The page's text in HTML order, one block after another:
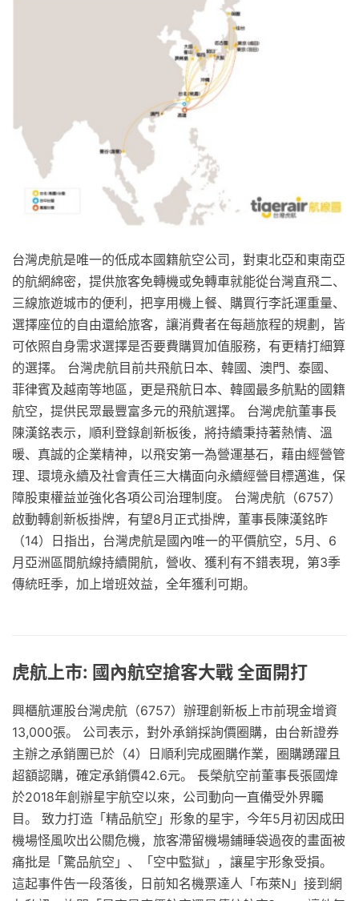
台灣虎航是唯一的低成本國籍航空公司，對東北亞和東南亞
的航網綿密，提供旅客免轉機或免轉車就能從台灣直飛二、
三線旅遊城市的便利，把享用機上餐、購買行李託運重量、
選擇座位的自由還給旅客，讓消費者在每趟旅程的規劃，皆
可依照自身需求選擇是否要費購買加值服務，有更精打細算
的選擇。 台灣虎航目前共飛航日本、韓國、澳門、泰國、
菲律賓及越南等地區，更是飛航日本、韓國最多航點的國籍
航空，提供民眾最豐富多元的飛航選擇。 台灣虎航董事長
陳漢銘表示，順利登錄創新板後，將持續秉持著熱情、溫
暖、真誠的企業精神，以飛安第一為營運基石，藉由經營管
理、環境永續及社會責任三大構面向永續經營目標邁進，保
障股東權益並強化各項公司治理制度。 台灣虎航（6757）
啟動轉創新板掛牌，有望8月正式掛牌，董事長陳漢銘昨
（14）日指出，台灣虎航是國內唯一的平價航空，5月、6
月亞洲區間航線持續開航，營收、獲利有不錯表現，第3季
傳統旺季，加上增班效益，全年獲利可期。
虎航上市: 國內航空搶客大戰 全面開打
興櫃航運股台灣虎航（6757）辦理創新板上市前現金增資
13,000張。 公司表示，對外承銷採詢價圈購，由台新證券
主辦之承銷團已於（4）日順利完成圈購作業，圈購踴躍且
超額認購，確定承銷價42.6元。 長榮航空前董事長張國煒
於2018年創辦星宇航空以來，公司動向一直備受外界矚
目。 致力打造「精品航空」形象的星宇，今年5月初因成田
機場怪風吹出公關危機，旅客滯留機場鋪睡袋過夜的畫面被
痛批是「驚品航空」、「空中監獄」，讓星宇形象受損。
這起事件告一段落後，日前知名機票達人「布萊N」接到網